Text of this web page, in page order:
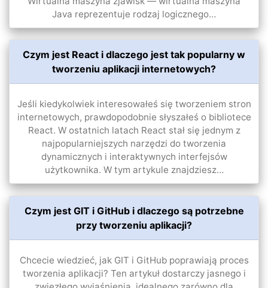
Java reprezentuje rodzaj logicznego…
Czym jest React i dlaczego jest tak popularny w
tworzeniu aplikacji internetowych?
Jeśli kiedykolwiek interesowałeś się tworzeniem stron
internetowych, prawdopodobnie słyszałeś o bibliotece
React. W ostatnich latach React stał się jednym z
najpopularniejszych narzędzi do tworzenia
dynamicznych i interaktywnych interfejsów
użytkownika. W tym artykule znajdziesz…
Czym jest GIT i GitHub i dlaczego są potrzebne
przy tworzeniu aplikacji?
Chcecie wiedzieć, jak GIT i GitHub poprawiają proces
tworzenia aplikacji? Ten artykuł dostarczy jasnego i